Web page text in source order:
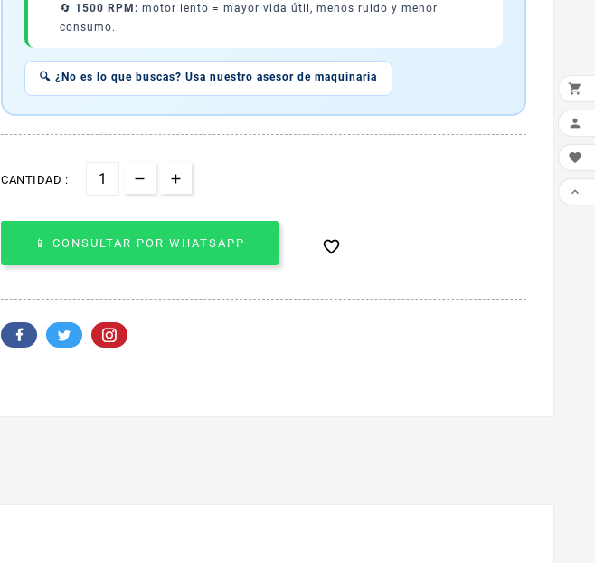
🔄 1500 RPM: motor lento = mayor vida útil, menos ruido y menor
consumo.
🔍 ¿No es lo que buscas? Usa nuestro asesor de maquinaria
CANTIDAD :
📱 CONSULTAR POR WHATSAPP 



